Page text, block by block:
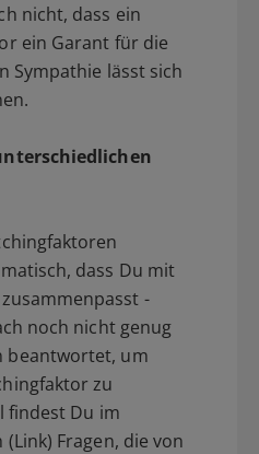
nicht, dass ein
ein Garant für die
Sympathie lässt sich
dass Du mit
-
noch nicht genug
beantwortet, um
zu
findest Du im
(Link) Fragen, die von